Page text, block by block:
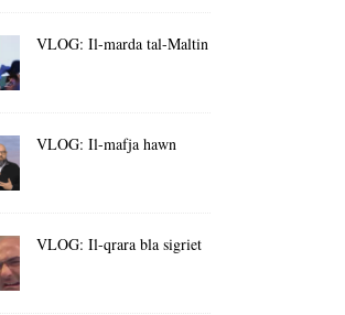
VLOG: Il-marda tal-Maltin
VLOG: Il-mafja hawn
VLOG: Il-qrara bla sigriet